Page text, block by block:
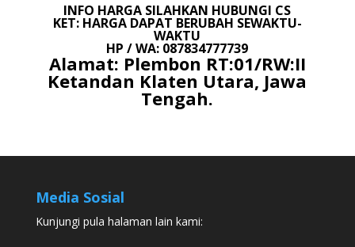
INFO HARGA SILAHKAN HUBUNGI CS
KET: HARGA DAPAT BERUBAH SEWAKTU-
WAKTU
HP / WA: 087834777739
Alamat: Plembon RT:01/RW:II
Ketandan Klaten Utara, Jawa
Tengah.
Media Sosial
Kunjungi pula halaman lain kami: